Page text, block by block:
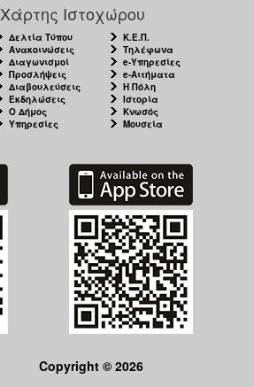
Χάρτης Ιστοχώρου
Δελτία Τύπου
Ανακοινώσεις
Διαγωνισμοί
Προσλήψεις
Διαβουλεύσεις
Εκδηλώσεις
Ο Δήμος
Υπηρεσίες
Κ.Ε.Π.
Τηλέφωνα
e-Υπηρεσίες
e-Αιτήματα
Η Πόλη
Ιστορία
Κνωσός
Μουσεία
Copyright © 2026